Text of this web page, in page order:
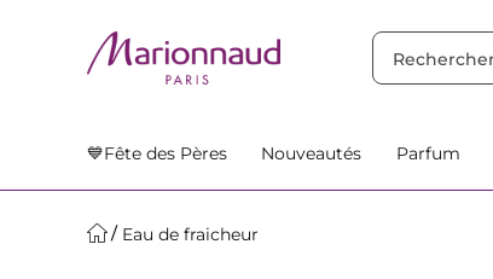
💙Fête des Pères Nouveautés Parfum
Eau de fraicheur